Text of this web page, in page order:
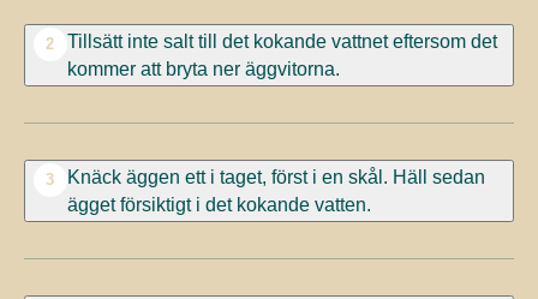
2
Tillsätt inte salt till det kokande vattnet eftersom det
kommer att bryta ner äggvitorna.
3
Knäck äggen ett i taget, först i en skål. Häll sedan
ägget försiktigt i det kokande vatten.